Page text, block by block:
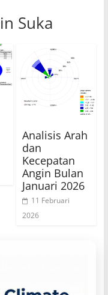
Suka
Analisis Arah
dan
Kecepatan
Angin Bulan
Januari 2026
11 Februari
2026